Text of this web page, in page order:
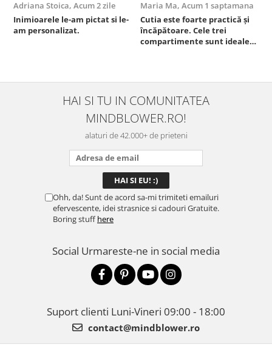
Adriana Stoica, Acum 2 zile
Inimioarele le-am pictat si le-
am personalizat.
Maria Ma, Acum 1 saptamana
Cutia este foarte practică și
încăpătoare. Cele trei
compartimente sunt ideale
aproape zilnic la serviciu și
sunt foarte mulțumită.
HAI SI TU IN COMUNITATEA
MINDBLOWER.RO!
alaturi de 42.000+ de prieteni
Ohh, da! Sunt de acord sa-mi trimiteti emailuri
efervescente, idei strasnice si cadouri Gratuite.
Boring stuffhere
Social Urmareste-ne in social media
Suport clienti Luni-Vineri 09:00 - 18:00
contact@mindblower.ro